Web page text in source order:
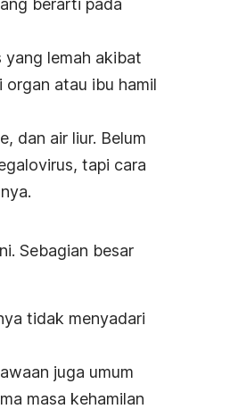
berarti pada
yang lemah akibat
organ atau ibu hamil
dan air liur. Belum
tapi cara
Sebagian besar
tidak menyadari
juga umum
masa kehamilan